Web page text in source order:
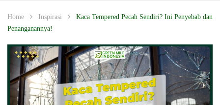
Home Inspirasi
Kaca Tempered Pecah Sendiri? Ini Penyebab dan
Penanganannya!